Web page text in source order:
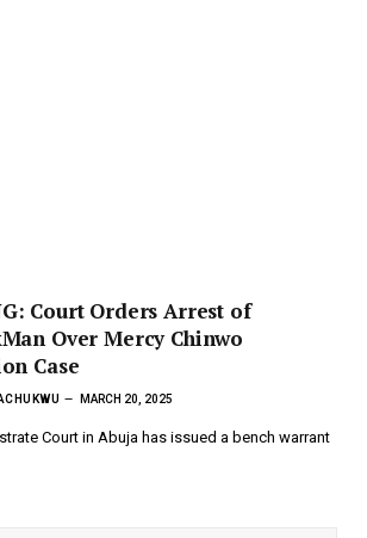
Court Orders Arrest of
Over Mercy Chinwo
Case
MARCH 20, 2025
Court in Abuja has issued a bench warrant